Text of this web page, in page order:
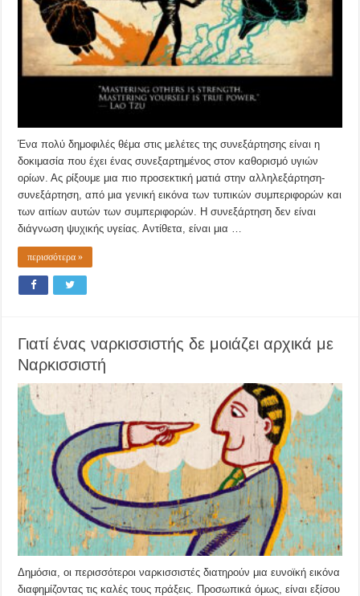
Ένα πολύ δημοφιλές θέμα στις μελέτες της συνεξάρτησης είναι η
δοκιμασία που έχει ένας συνεξαρτημένος στον καθορισμό υγιών
ορίων. Ας ρίξουμε μια πιο προσεκτική ματιά στην αλληλεξάρτηση-
συνεξάρτηση, από μια γενική εικόνα των τυπικών συμπεριφορών και
των αιτίων αυτών των συμπεριφορών. Η συνεξάρτηση δεν είναι
διάγνωση ψυχικής υγείας. Αντίθετα, είναι μια …
περισσότερα »
Γιατί ένας ναρκισσιστής δε μοιάζει αρχικά με
Ναρκισσιστή
Δημόσια, οι περισσότεροι ναρκισσιστές διατηρούν μια ευνοϊκή εικόνα
διαφημίζοντας τις καλές τους πράξεις. Προσωπικά όμως, είναι εξίσου